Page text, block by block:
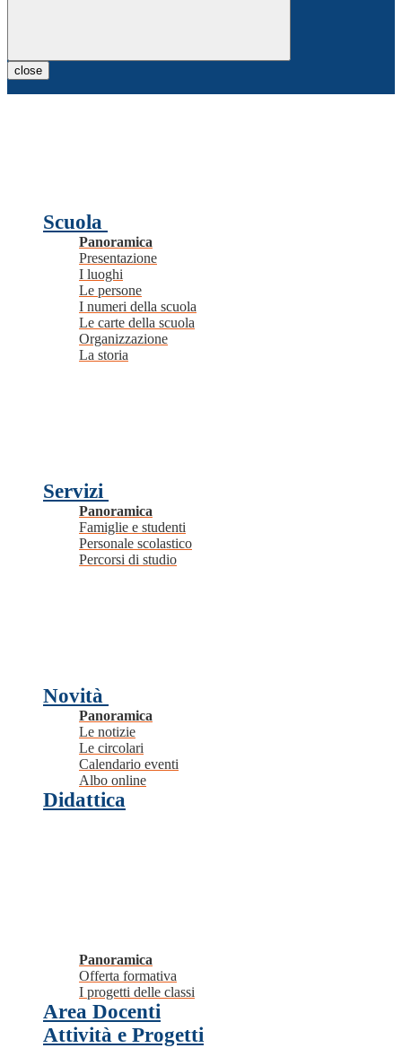
close
Scuola
Panoramica
Presentazione
I luoghi
Le persone
I numeri della scuola
Le carte della scuola
Organizzazione
La storia
Servizi
Panoramica
Famiglie e studenti
Personale scolastico
Percorsi di studio
Novità
Panoramica
Le notizie
Le circolari
Calendario eventi
Albo online
Didattica
Panoramica
Offerta formativa
I progetti delle classi
Area Docenti
Attività e Progetti